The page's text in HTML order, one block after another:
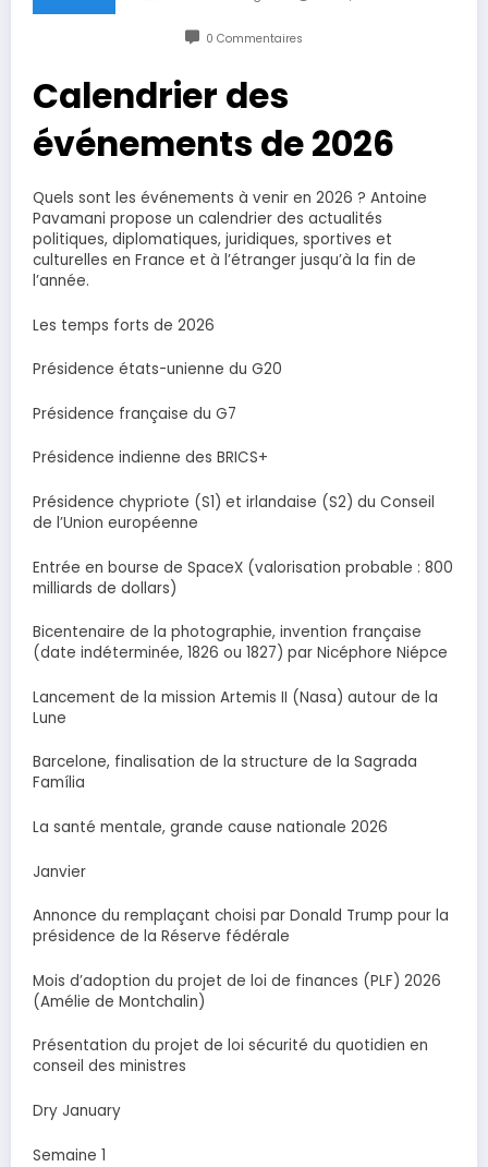
0 Commentaires
Calendrier des
événements de 2026
Quels sont les événements à venir en 2026 ? Antoine
Pavamani propose un calendrier des actualités
politiques, diplomatiques, juridiques, sportives et
culturelles en France et à l’étranger jusqu’à la fin de
l’année.
Les temps forts de 2026
Présidence états-unienne du G20
Présidence française du G7
Présidence indienne des BRICS+
Présidence chypriote (S1) et irlandaise (S2) du Conseil
de l’Union européenne
Entrée en bourse de SpaceX (valorisation probable : 800
milliards de dollars)
Bicentenaire de la photographie, invention française
(date indéterminée, 1826 ou 1827) par Nicéphore Niépce
Lancement de la mission Artemis II (Nasa) autour de la
Lune
Barcelone, finalisation de la structure de la Sagrada
Família
La santé mentale, grande cause nationale 2026
Janvier
Annonce du remplaçant choisi par Donald Trump pour la
présidence de la Réserve fédérale
Mois d’adoption du projet de loi de finances (PLF) 2026
(Amélie de Montchalin)
Présentation du projet de loi sécurité du quotidien en
conseil des ministres
Dry January
Semaine 1